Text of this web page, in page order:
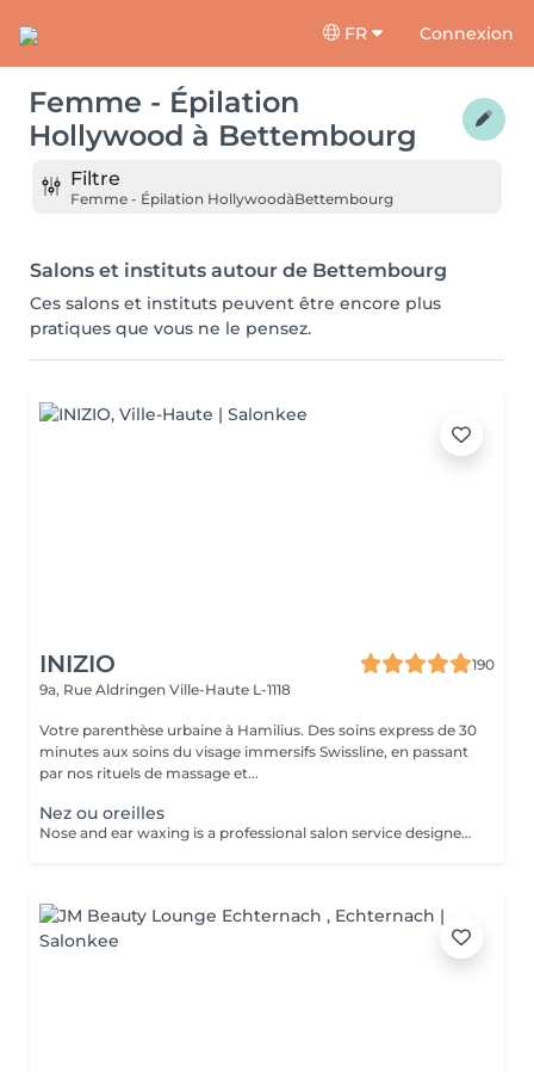
FR Connexion
Femme - Épilation
Hollywood à Bettembourg
Filtre
Femme - Épilation HollywoodàBettembourg
Salons et instituts autour de Bettembourg
Ces salons et instituts peuvent être encore plus
pratiques que vous ne le pensez.
INIZIO
190
9a, Rue Aldringen Ville-Haute L-1118
Votre parenthèse urbaine à Hamilius. Des soins express de 30
minutes aux soins du visage immersifs Swissline, en passant
par nos rituels de massage et...
Nez ou oreilles
Nose and ear waxing is a professional salon service designed to remove unwanted hair from the nostrils and ear areas using specialized wax. This treatment provides a clean and smooth finish, is quick and effective for both men and women.